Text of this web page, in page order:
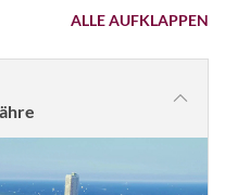
ALLE AUFKLAPPEN